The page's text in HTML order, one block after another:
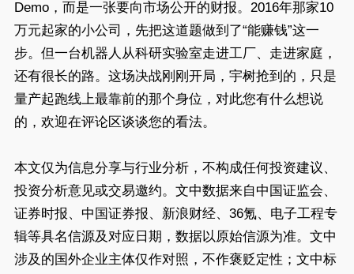
Demo，而是一张要向市场公开的财报。2016年那家10
万元起家的小公司，先把这道题做到了“能赚钱”这一
步。但一台机器人从科研实验室走进工厂、走进家庭，
还有很长的路。这场决战刚刚开局，宇树抢到的，只是
量产起跑线上最靠前的那个身位，对此您有什么想说
的，欢迎在评论区谈谈您的看法。
本文仅为信息分享与行业分析，不构成任何投资建议、
投资分析意见或交易邀约。文中数据来自中国证监会、
证券时报、中国证券报、新浪财经、36氪、电子工程专
辑等具名信源及对应日期，数据以原始信源为准。文中
涉及的国外企业主体仅作对照，不作褒贬定性；文中标